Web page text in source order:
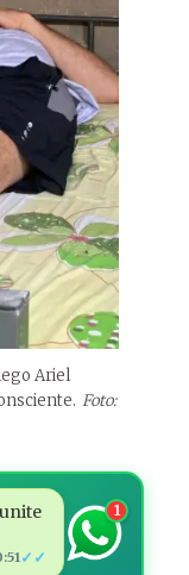
Ariel
Foto:
✓✓
1